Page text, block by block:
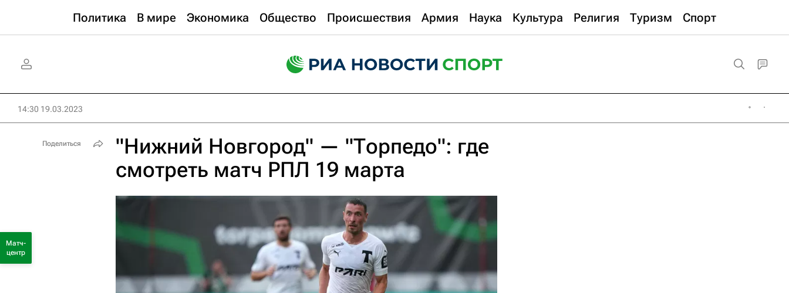
Политика В мире Экономика Общество Происшествия Армия Наука Культура Религия Туризм Спорт
14:30 19.03.2023
"Нижний Новгород" — "Торпедо": где
смотреть матч РПЛ 19 марта
Поделиться
Матч-
центр